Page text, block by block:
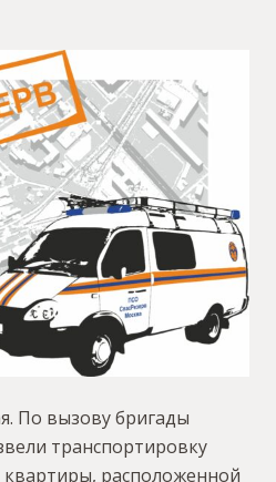
По вызову бригады
транспортировку
расположенной